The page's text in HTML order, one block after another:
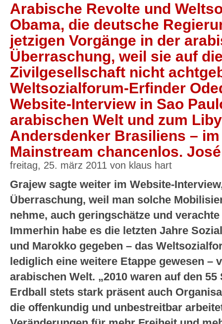
Arabische Revolte und
Obama, die deutsche
jetzigen Vorgänge in der
Überraschung, weil sie auf
Zivilgesellschaft nicht
Weltsozialforum-Erfinder
Website-Interview in Sao
arabischen Welt und zum
Andersdenker Brasiliens –
Mainstream chancenlos.
freitag, 25. märz 2011 von klaus hart
Grajew sagte weiter im Website-
Überraschung, weil man solche
nehme, auch geringschätze und
Immerhin habe es die letzten Jahre
und Marokko gegeben – das
lediglich eine weitere Etappe gewesen –
arabischen Welt. „2010 waren auf den
Erdball stets stark präsent auch
die offenkundig und unbestreitbar